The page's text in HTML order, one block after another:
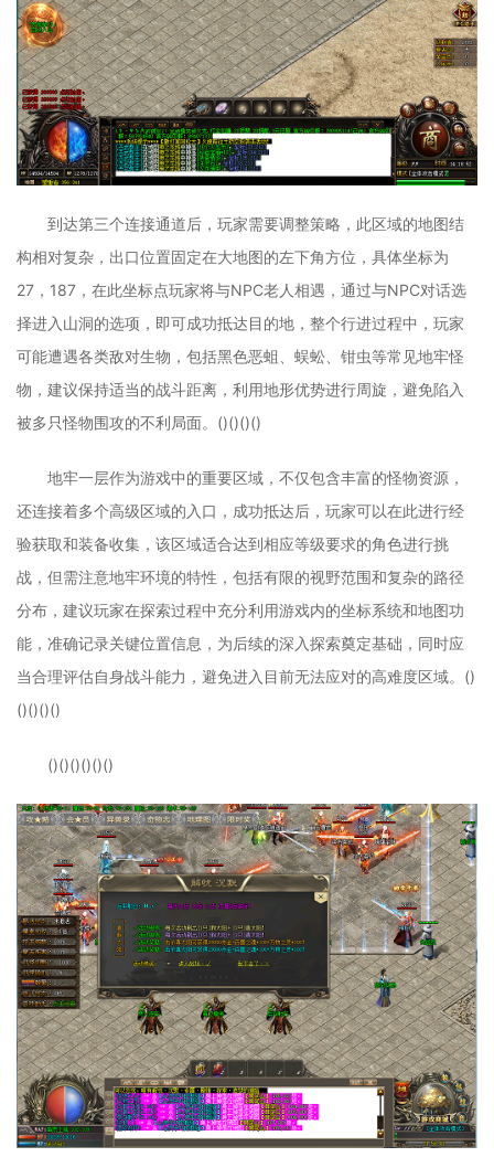
到达第三个连接通道后，玩家需要调整策略，此区域的地图结
构相对复杂，出口位置固定在大地图的左下角方位，具体坐标为
27，187，在此坐标点玩家将与NPC老人相遇，通过与NPC对话选
择进入山洞的选项，即可成功抵达目的地，整个行进过程中，玩家
可能遭遇各类敌对生物，包括黑色恶蛆、蜈蚣、钳虫等常见地牢怪
物，建议保持适当的战斗距离，利用地形优势进行周旋，避免陷入
被多只怪物围攻的不利局面。()()()()
地牢一层作为游戏中的重要区域，不仅包含丰富的怪物资源，
还连接着多个高级区域的入口，成功抵达后，玩家可以在此进行经
验获取和装备收集，该区域适合达到相应等级要求的角色进行挑
战，但需注意地牢环境的特性，包括有限的视野范围和复杂的路径
分布，建议玩家在探索过程中充分利用游戏内的坐标系统和地图功
能，准确记录关键位置信息，为后续的深入探索奠定基础，同时应
当合理评估自身战斗能力，避免进入目前无法应对的高难度区域。()
()()()()
()()()()()()